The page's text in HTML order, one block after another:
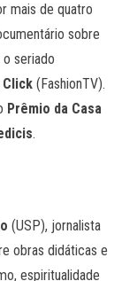
mais de quatro
sobre
o seriado
Click (FashionTV).
Prêmio da Casa
.
(USP), jornalista
obras didáticas e
espiritualidade